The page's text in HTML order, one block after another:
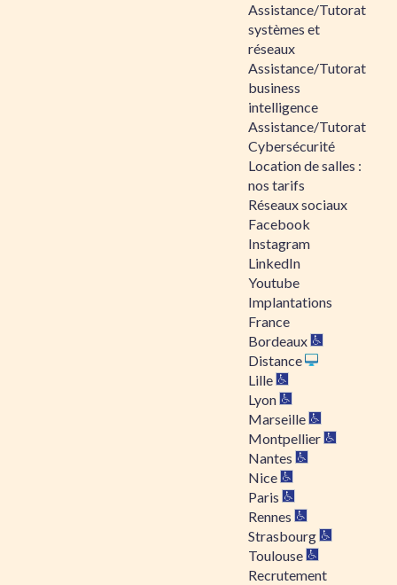
Assistance/Tutorat
systèmes et
réseaux
Assistance/Tutorat
business
intelligence
Assistance/Tutorat
Cybersécurité
Location de salles :
nos tarifs
Réseaux sociaux
Facebook
Instagram
LinkedIn
Youtube
Implantations
France
Bordeaux
Distance
Lille
Lyon
Marseille
Montpellier
Nantes
Nice
Paris
Rennes
Strasbourg
Toulouse
Recrutement